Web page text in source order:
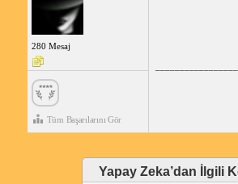
280 Mesaj
Tüm Başarılarını Gör
Yapay Zeka’dan İlgili